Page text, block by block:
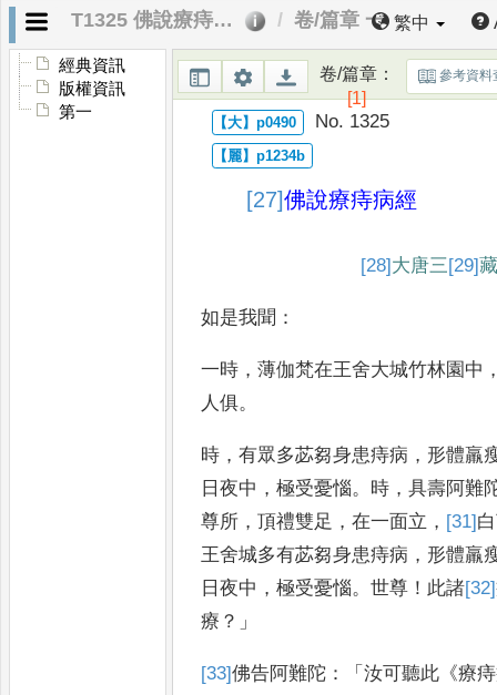
T1325 佛說療痔病經 卷/篇章 一 繁中
經典資訊
版權資訊
第一
卷/篇章：
[1]
參考資料
No. 1325
[27]佛說療痔病經
[28] 大唐三[29]
如是我聞 ：
一時 ，薄伽梵在王舍大城竹林園 中
人俱。
時 ，有眾多苾芻身患痔病 ， 形體羸
日夜中 ，極受憂惱。 時 ，具壽阿難
尊所 ，頂禮雙足 ，在一面立 ， [31] 白
王舍城多有苾芻身患痔病 ， 形體羸
日夜中 ，極受憂惱。世尊 ！ 此諸[32]
療 ？」
[33]佛告阿難陀 ：「汝可聽此 《療